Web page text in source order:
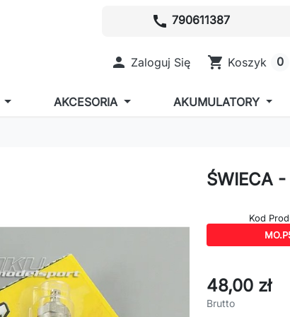
call 790611387
 Zaloguj Się shopping_cart Koszyk 0
AKCESORIA AKUMULATORY
ŚWIECA
Kod
48,00 zł
Brutto